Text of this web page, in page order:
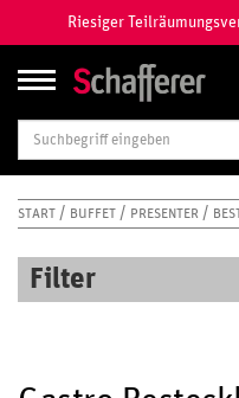
Riesiger
START BUFFET PRESENTER
Filter